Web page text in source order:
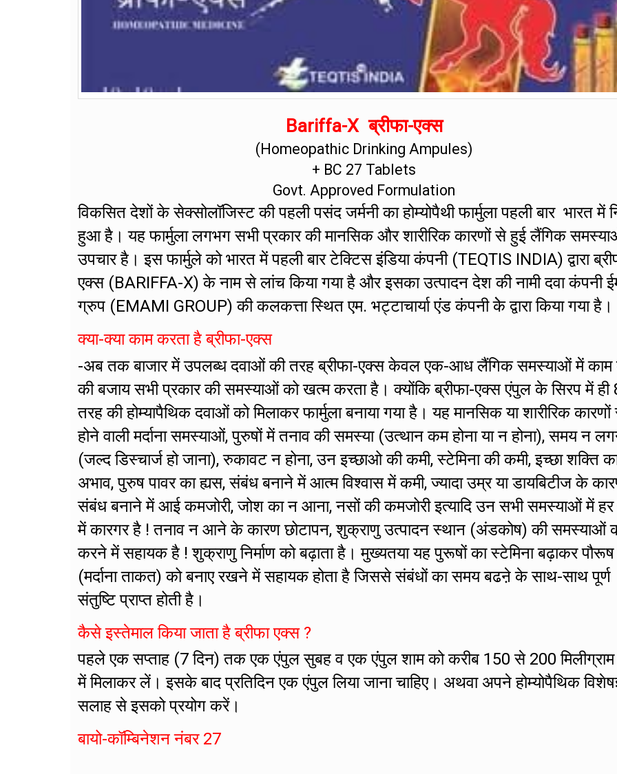
Bariffa-X ब्रीफा-एक्स
(Homeopathic Drinking Ampules)
+ BC 27 Tablets
Govt. Approved Formulation
विकसित देशों के सेक्सोलॉजिस्ट की पहली पसंद जर्मनी का होम्योपैथी फार्मुला पहली बार भारत में
हुआ है। यह फार्मुला लगभग सभी प्रकार की मानसिक और शारीरिक कारणों से हुई लैंगिक
उपचार है। इस फार्मुले को भारत में पहली बार टेक्टिस इंडिया कंपनी (TEQTIS INDIA) द्वारा
एक्स (BARIFFA-X) के नाम से लांच किया गया है और इसका उत्पादन देश की नामी दवा कंपनी
ग्रुप (EMAMI GROUP) की कलकत्ता स्थित एम. भट्टाचार्या एंड कंपनी केे द्वारा किया गया है।
क्या-क्या काम करता है ब्रीफा-एक्स
-अब तक बाजार में उपलब्ध दवाओं की तरह ब्रीफा-एक्स केवल एक-आध लैंगिक समस्याओं में
की बजाय सभी प्रकार की समस्याओं को खत्म करता है। क्योंकि ब्रीफा-एक्स एंपुल के सिरप में ही
तरह की होम्यापैथिक दवाओं को मिलाकर फार्मुला बनाया गया है। यह मानसिक या शारीरिक
होने वाली मर्दाना समस्याओं, पुरुषों में तनाव की समस्या (उत्थान कम होना या न होना), समय न
(जल्द डिस्चार्ज हो जाना), रुकावट न होना, उन इच्छाओ की कमी, स्टेमिना की कमी, इच्छा शक्ति
अभाव, पुरुष पावर का ह्यस, संबंध बनाने में आत्म विश्वास में कमी, ज्यादा उम्र या डायबिटीज के
संबंध बनाने में आई कमजोरी, जोश का न आना, नसों की कमजोरी इत्यादि उन सभी समस्याओं में
में कारगर है ! तनाव न आने के कारण छोटापन, शुक्राणु उत्पादन स्थान (अंडकोष) की समस्याओं
करने में सहायक है ! शुक्राणु निर्माण को बढ़ाता है। मुख्यतया यह पुरूषों का स्टेमिना बढ़ाकर पौरूष
(मर्दाना ताकत) को बनाए रखने में सहायक होता है जिससे संबंधों का समय बढऩे के साथ-साथ पूर्ण
संतुष्टि प्राप्त होती है।
कैसे इस्तेमाल किया जाता है ब्रीफा एक्स ?
पहले एक सप्ताह (7 दिन) तक एक एंपुल सुबह व एक एंपुल शाम को करीब 150 से 200 मिलीग्राम
में मिलाकर लें। इसके बाद प्रतिदिन एक एंपुल लिया जाना चाहिए। अथवा अपने होम्योपैथिक
सलाह से इसको प्रयोग करें।
बायो-कॉम्बिनेशन नंबर 27